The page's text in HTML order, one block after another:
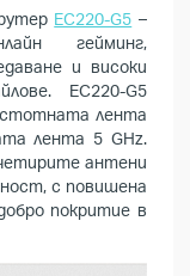
EC220-G5 –
гейминг,
и високи
EC220-G5
лента
лента 5 GHz.
антени
с повишена
покритие в